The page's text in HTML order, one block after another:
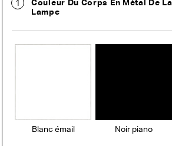
1
Couleur Du Corps En Métal De La
Lampe
Blanc émail Noir piano